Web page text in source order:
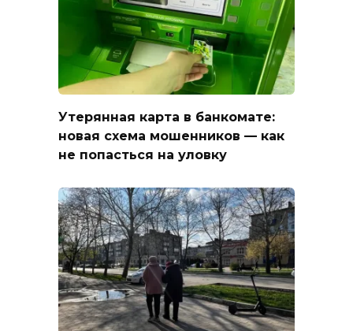
Утерянная карта в банкомате:
новая схема мошенников — как
не попасться на уловку